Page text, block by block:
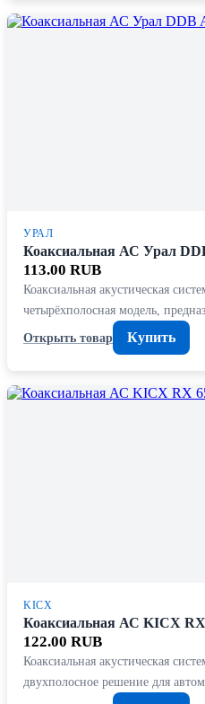
УРАЛ
Коаксиальная АС Урал
113.00 RUB
Коаксиальная акустическая
четырёхполосная модель,
Открыть товар
Купить
KICX
Коаксиальная АС KICX
122.00 RUB
Коаксиальная акустическая
двухполосное решение для